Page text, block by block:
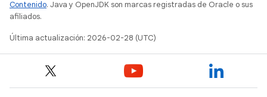
Contenido. Java y OpenJDK son marcas registradas de Oracle o sus
afiliados.
Última actualización: 2026-02-28 (UTC)